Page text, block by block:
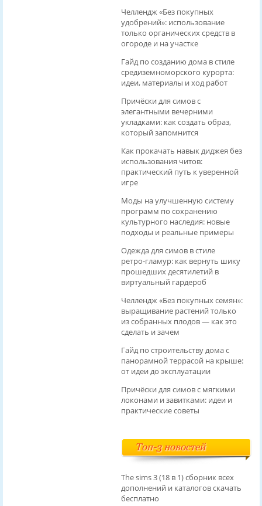
Челлендж «Без покупных
удобрений»: использование
только органических средств в
огороде и на участке
Гайд по созданию дома в стиле
средиземноморского курорта:
идеи, материалы и ход работ
Причёски для симов с
элегантными вечерними
укладками: как создать образ,
который запомнится
Как прокачать навык диджея без
использования читов:
практический путь к уверенной
игре
Моды на улучшенную систему
программ по сохранению
культурного наследия: новые
подходы и реальные примеры
Одежда для симов в стиле
ретро‑гламур: как вернуть шику
прошедших десятилетий в
виртуальный гардероб
Челлендж «Без покупных семян»:
выращивание растений только
из собранных плодов — как это
сделать и зачем
Гайд по строительству дома с
панорамной террасой на крыше:
от идеи до эксплуатации
Причёски для симов с мягкими
локонами и завитками: идеи и
практические советы
Топ-3 новостей
The sims 3 (18 в 1) сборник всех
дополнений и каталогов скачать
бесплатно